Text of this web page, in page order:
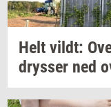
Helt vildt:
drys­ser ned